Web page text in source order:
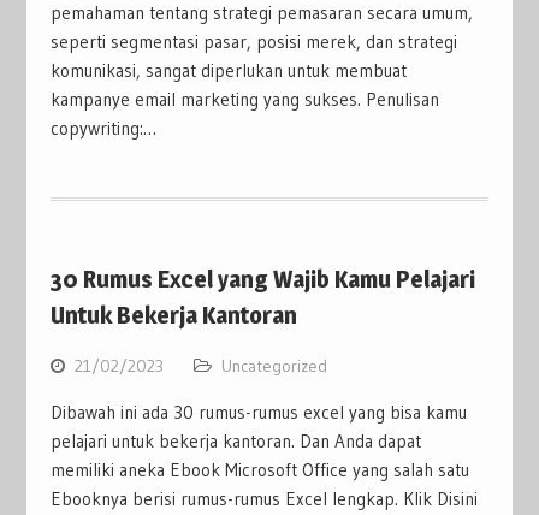
pemahaman tentang strategi pemasaran secara umum,
seperti segmentasi pasar, posisi merek, dan strategi
komunikasi, sangat diperlukan untuk membuat
kampanye email marketing yang sukses. Penulisan
copywriting:…
30 Rumus Excel yang Wajib Kamu Pelajari
Untuk Bekerja Kantoran
21/02/2023 Uncategorized
Dibawah ini ada 30 rumus-rumus excel yang bisa kamu
pelajari untuk bekerja kantoran. Dan Anda dapat
memiliki aneka Ebook Microsoft Office yang salah satu
Ebooknya berisi rumus-rumus Excel lengkap. Klik Disini